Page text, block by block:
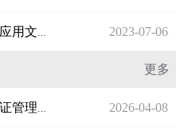
2023-07-06
更多
2026-04-08